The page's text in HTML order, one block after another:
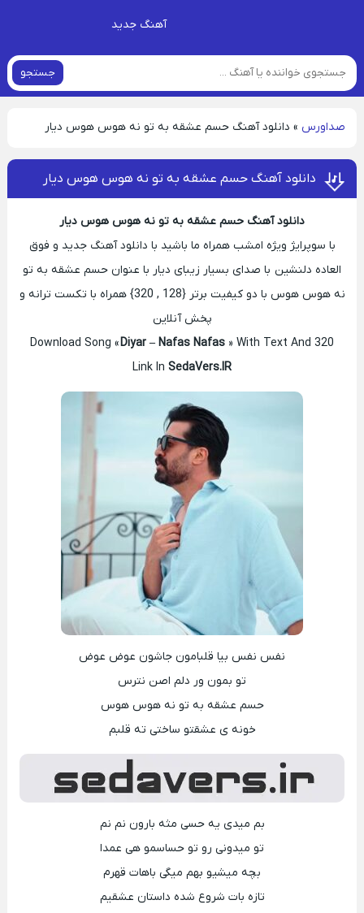
آهنگ جدید
جستجو
صداورس » دانلود آهنگ حسم عشقه به تو نه هوس هوس دیار
دانلود آهنگ حسم عشقه به تو نه هوس هوس دیار
دانلود آهنگ حسم عشقه به تو نه هوس هوس دیار
با سوپرایژ ویژه امشب همراه ما باشید با دانلود آهنگ جدید و فوق
العاده دلنشین با صدای بسیار زیبای دیار با عنوان حسم عشقه به تو
نه هوس هوس با دو کیفیت برتر {128 , 320} همراه با تکست ترانه و
پخش آنلاین
Download Song «Diyar – Nafas Nafas » With Text And 320
Link In SedaVers.IR
نفس نفس بیا قلبامون جاشون عوض عوض
تو بمون ور دلم اصن نترس
حسم عشقه به تو نه هوس هوس
خونه ی عشقتو ساختی ته قلبم
بم میدی یه حسی مثه بارون نم نم
تو میدونی رو تو حساسمو هی عمدا
بچه میشیو بهم میگی باهات قهرم
تازه بات شروع شده داستان عشقیم